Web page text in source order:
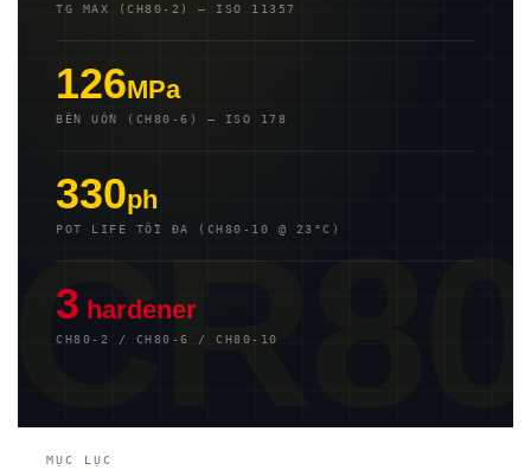
TG MAX (CH80-2) — ISO 11357
126MPa
BỀN UỐN (CH80-6) — ISO 178
330ph
POT LIFE TỐI ĐA (CH80-10 @ 23°C)
3 hardener
CH80-2 / CH80-6 / CH80-10
MỤC LỤC